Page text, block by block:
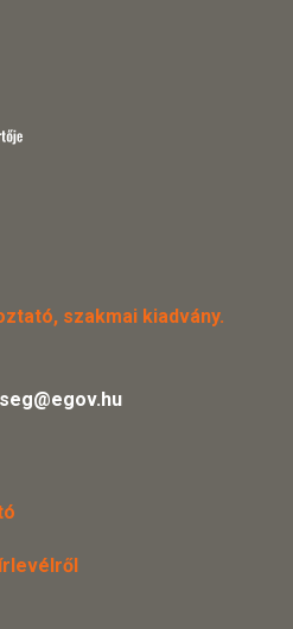
szakmai kiadvány.